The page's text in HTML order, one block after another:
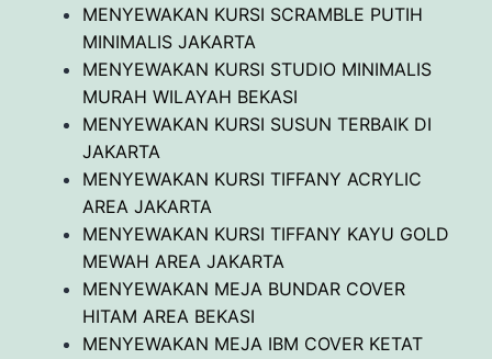
MENYEWAKAN KURSI SCRAMBLE PUTIH
MINIMALIS JAKARTA
MENYEWAKAN KURSI STUDIO MINIMALIS
MURAH WILAYAH BEKASI
MENYEWAKAN KURSI SUSUN TERBAIK DI
JAKARTA
MENYEWAKAN KURSI TIFFANY ACRYLIC
AREA JAKARTA
MENYEWAKAN KURSI TIFFANY KAYU GOLD
MEWAH AREA JAKARTA
MENYEWAKAN MEJA BUNDAR COVER
HITAM AREA BEKASI
MENYEWAKAN MEJA IBM COVER KETAT